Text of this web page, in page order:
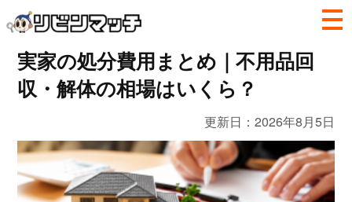
実家の処分費用まとめ｜不用品回
収・解体の相場はいくら？
更新日：2026年8月5日